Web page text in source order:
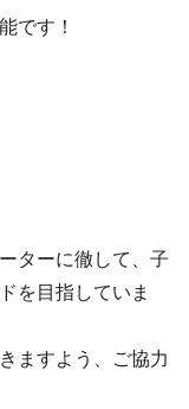
です！
ターに徹して、子
を目指していま
ますよう、ご協力